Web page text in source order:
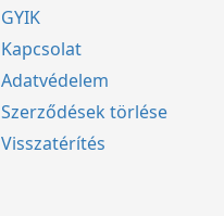
GYIK
Kapcsolat
Adatvédelem
Szerződések törlése
Visszatérítés